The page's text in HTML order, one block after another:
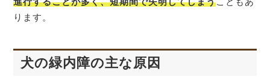
ります。
犬の緑内障の主な原因